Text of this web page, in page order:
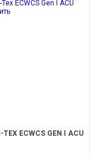
ECWCS GEN I ACU